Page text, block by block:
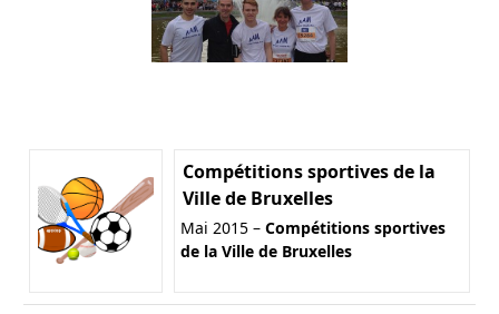
Compétitions sportives de la
Ville de Bruxelles
Mai 2015 – Compétitions sportives
de la Ville de Bruxelles